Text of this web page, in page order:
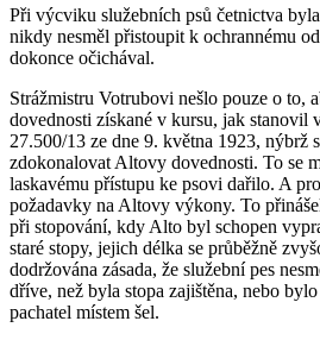
Při výcviku služebních psů četnictva
nikdy nesměl přistoupit k ochrannému
dokonce očichával.
Strážmistru Votrubovi nešlo pouze o to,
dovednosti získané v kursu, jak stanovil
27.500/13 ze dne 9. května 1923, nýbrž
zdokonalovat Altovy dovednosti. To se
laskavému přístupu ke psovi dařilo. A
požadavky na Altovy výkony. To
při stopování, kdy Alto byl schopen
staré stopy, jejich délka se průběžně
dodržována zásada, že služební pes
dříve, než byla stopa zajištěna, nebo
pachatel místem šel.